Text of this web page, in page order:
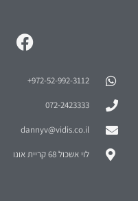
972-52-992-3112⁩+
072-2423333
dannyv@vidis.co.il
לוי אשכול 68 קריית אונו